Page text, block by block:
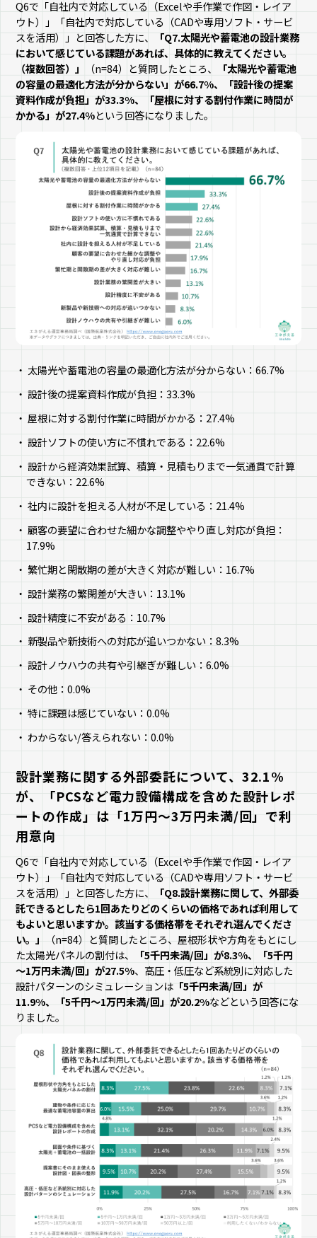
Q6で「自社内で対応している（Excelや手作業で作図・レイア
ウト）」「自社内で対応している（CADや専用ソフト・サービ
スを活用）」と回答した方に、
「Q7.太陽光や蓄電池の設計業務
において感じている課題があれば、具体的に教えてください。
（複数回答）」
（n=84）と質問したところ、
「太陽光や蓄電池
の容量の最適化方法が分からない」が66.7%、「設計後の提案
資料作成が負担」が33.3%、「屋根に対する割付作業に時間が
かかる」が27.4%という回答になりました。
太陽光や蓄電池の容量の最適化方法が分からない：66.7%
設計後の提案資料作成が負担：33.3%
屋根に対する割付作業に時間がかかる：27.4%
設計ソフトの使い方に不慣れである：22.6%
設計から経済効果試算、積算・見積もりまで一気通貫で計算
できない：22.6%
社内に設計を担える人材が不足している：21.4%
顧客の要望に合わせた細かな調整ややり直し対応が負担：
17.9%
繁忙期と閑散期の差が大きく対応が難しい：16.7%
設計業務の繁閑差が大きい：13.1%
設計精度に不安がある：10.7%
新製品や新技術への対応が追いつかない：8.3%
設計ノウハウの共有や引継ぎが難しい：6.0%
その他：0.0%
特に課題は感じていない：0.0%
わからない/答えられない：0.0%
設計業務に関する外部委託について、32.1%
が、「PCSなど電力設備構成を含めた設計レポ
ートの作成」は「1万円～3万円未満/回」で利
用意向
Q6で「自社内で対応している（Excelや手作業で作図・レイア
ウト）」「自社内で対応している（CADや専用ソフト・サービ
スを活用）」と回答した方に、
「Q8.設計業務に関して、外部委
託できるとしたら1回あたりどのくらいの価格であれば利用して
もよいと思いますか。該当する価格帯をそれぞれ選んでくださ
い。」
（n=84）と質問したところ、屋根形状や方角をもとにし
た太陽光パネルの割付は、
「5千円未満/回」が8.3%、「5千円
～1万円未満/回」が27.5%、高圧・低圧など系統別に対応した
設計パターンのシミュレーションは 「5千円未満/回」が
11.9%、「5千円～1万円未満/回」が20.2%などという回答にな
りました。